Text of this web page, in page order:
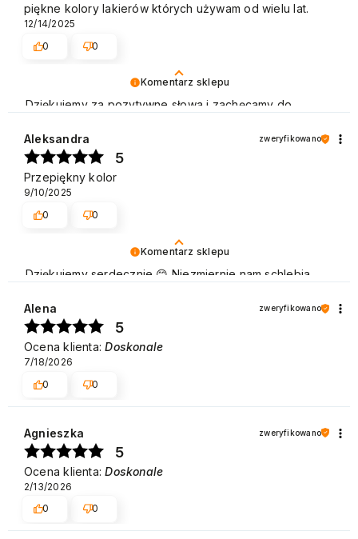
Komentarz sklepu
Dziękujemy za pozytywne słowa i zachęcamy do
piękne kolory lakierów których używam od wielu lat.
12/14/2025
0
0
Komentarz sklepu
Dziękujemy serdecznie 😊 Niezmiernie nam schlebia
się dużą popularnością zarówno w użytku domowym,
jak i w gabinetach kosmetycznych. Pozdrawiamy
Aleksandra zweryfikowano
5
Przepiękny kolor
9/10/2025
0
0
Alena zweryfikowano
5
Ocena klienta:Doskonale
7/18/2026
0
0
Agnieszka zweryfikowano
5
Ocena klienta:Doskonale
2/13/2026
0
0